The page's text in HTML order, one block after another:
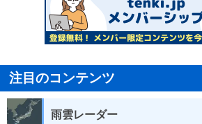
注目のコンテンツ
雨雲レーダー